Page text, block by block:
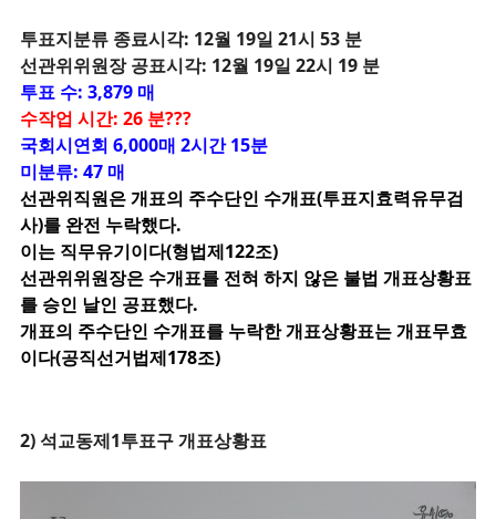
투표지분류 종료시각: 12월 19일 21시 53 분
선관위위원장 공표시각: 12월 19일 22시 19 분
투표 수: 3,879 매
수작업 시간: 26 분???
국회시연회 6,000매 2시간 15분
미분류: 47 매
선관위직원은 개표의 주수단인 수개표(투표지효력유무검
사)를 완전 누락했다.
이는 직무유기이다(형법제122조)
선관위위원장은 수개표를 전혀 하지 않은 불법 개표상황표
를 승인 날인 공표했다.
개표의 주수단인 수개표를 누락한 개표상황표는 개표무효
이다(공직선거법제178조)
2) 석교동제1투표구 개표상황표